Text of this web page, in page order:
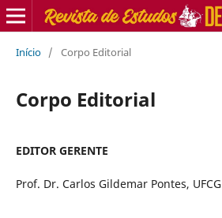
Início / Corpo Editorial
Corpo Editorial
EDITOR GERENTE
Prof. Dr. Carlos Gildemar Pontes, UFCG